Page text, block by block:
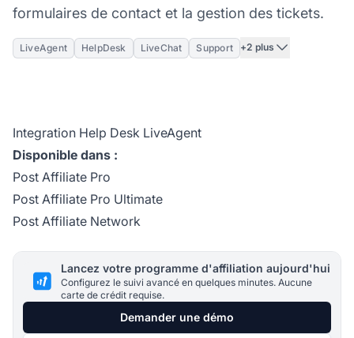
formulaires de contact et la gestion des tickets.
LiveAgent HelpDesk LiveChat Support +2 plus
Integration Help Desk LiveAgent
Disponible dans :
Post Affiliate Pro
Post Affiliate Pro Ultimate
Post Affiliate Network
Lancez votre programme d'affiliation aujourd'hui
Configurez le suivi avancé en quelques minutes. Aucune
carte de crédit requise.
Demander une démo